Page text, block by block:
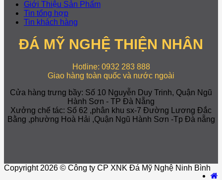
Giới Thiệu Sản Phẩm
Tin tổng hợp
Tin khách hàng
ĐÁ MỸ NGHỆ THIỆN NHÂN
Hotline: 0932 283 888
Giao hàng toàn quốc và nước ngoài
Cửa hàng trưng bầy: Số 10 Nguyễn Duy Trinh, Quận Ngũ
Hành Sơn - TP Đà Nẵng
Xưởng chế tác: Số 62 ,phân khu sx-7 Đường Lương Đắc
Bằng ,phường Hoà Hải ,Quận Ngũ Hành Sơn -Tp Đà nẵng
Copyright 2026 © Công ty CP XNK Đá Mỹ Nghệ Ninh Bình